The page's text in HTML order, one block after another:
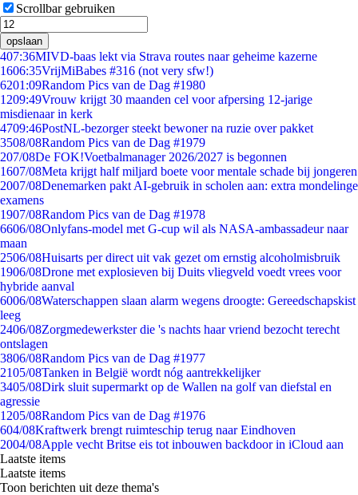
Scrollbar gebruiken
opslaan
407:36MIVD-baas lekt via Strava routes naar geheime kazerne
1606:35VrijMiBabes #316 (not very sfw!)
6201:09Random Pics van de Dag #1980
1209:49Vrouw krijgt 30 maanden cel voor afpersing 12-jarige
misdienaar in kerk
4709:46PostNL-bezorger steekt bewoner na ruzie over pakket
3508/08Random Pics van de Dag #1979
207/08De FOK!Voetbalmanager 2026/2027 is begonnen
1607/08Meta krijgt half miljard boete voor mentale schade bij jongeren
2007/08Denemarken pakt AI-gebruik in scholen aan: extra mondelinge
examens
1907/08Random Pics van de Dag #1978
6606/08Onlyfans-model met G-cup wil als NASA-ambassadeur naar
maan
2506/08Huisarts per direct uit vak gezet om ernstig alcoholmisbruik
1906/08Drone met explosieven bij Duits vliegveld voedt vrees voor
hybride aanval
6006/08Waterschappen slaan alarm wegens droogte: Gereedschapskist
leeg
2406/08Zorgmedewerkster die 's nachts haar vriend bezocht terecht
ontslagen
3806/08Random Pics van de Dag #1977
2105/08Tanken in België wordt nóg aantrekkelijker
3405/08Dirk sluit supermarkt op de Wallen na golf van diefstal en
agressie
1205/08Random Pics van de Dag #1976
604/08Kraftwerk brengt ruimteschip terug naar Eindhoven
2004/08Apple vecht Britse eis tot inbouwen backdoor in iCloud aan
Laatste items
Laatste items
Toon berichten uit deze thema's